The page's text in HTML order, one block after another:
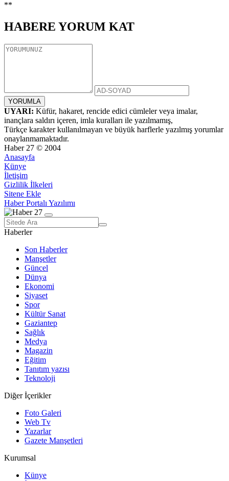
**
HABERE YORUM KAT
UYARI: Küfür, hakaret, rencide edici cümleler veya imalar,
inançlara saldırı içeren, imla kuralları ile yazılmamış,
Türkçe karakter kullanılmayan ve büyük harflerle yazılmış yorumlar
onaylanmamaktadır.
Haber 27 © 2004
Anasayfa
Künye
İletişim
Gizlilik İlkeleri
Sitene Ekle
Haber Portalı Yazılımı
Haberler
Son Haberler
Manşetler
Güncel
Dünya
Ekonomi
Siyaset
Spor
Kültür Sanat
Gaziantep
Sağlık
Medya
Magazin
Eğitim
Tanıtım yazısı
Teknoloji
Diğer İçerikler
Foto Galeri
Web Tv
Yazarlar
Gazete Manşetleri
Kurumsal
Künye